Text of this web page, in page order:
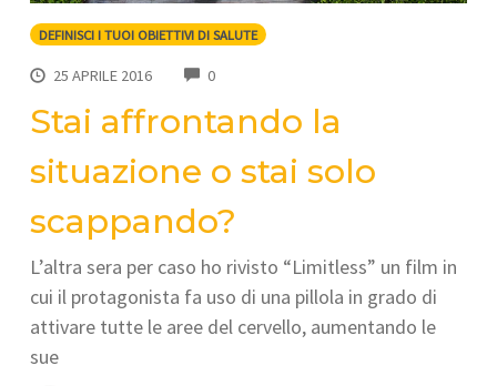
DEFINISCI I TUOI OBIETTIVI DI SALUTE
25 APRILE 2016 0COMMENTS
Stai affrontando la
situazione o stai solo
scappando?
L’altra sera per caso ho rivisto “Limitless” un film in
cui il protagonista fa uso di una pillola in grado di
attivare tutte le aree del cervello, aumentando le
sue